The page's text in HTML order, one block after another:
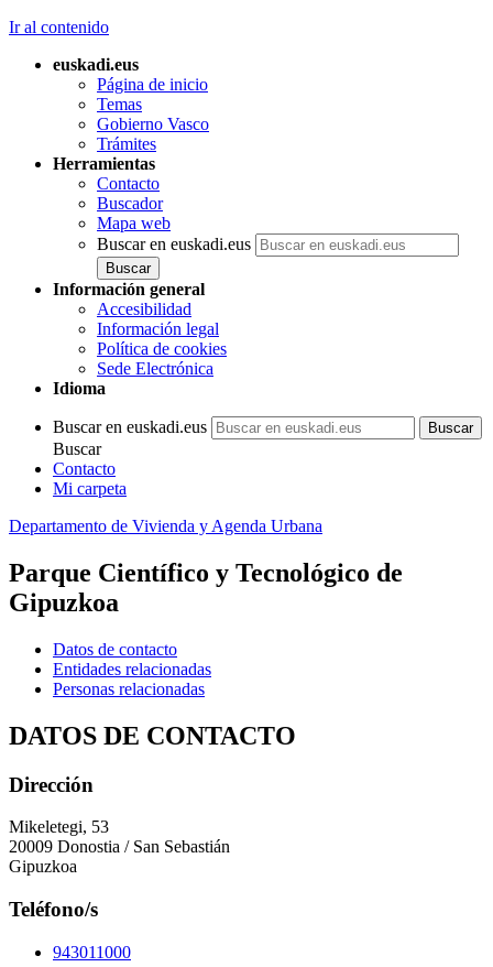
Ir al contenido
euskadi.eus
Página de inicio
Temas
Gobierno Vasco
Trámites
Herramientas
Contacto
Buscador
Mapa web
Buscar en euskadi.eus
Información general
Accesibilidad
Información legal
Política de cookies
Sede Electrónica
Idioma
Buscar en euskadi.eus
Buscar
Contacto
Mi carpeta
Departamento de Vivienda y Agenda Urbana
Parque Científico y Tecnológico de
Gipuzkoa
Datos de contacto
Entidades relacionadas
Personas relacionadas
DATOS DE CONTACTO
Dirección
Mikeletegi, 53
20009 Donostia / San Sebastián
Gipuzkoa
Teléfono/s
943011000